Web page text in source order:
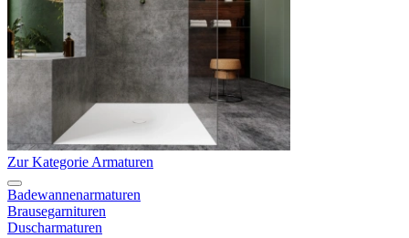
Zur Kategorie Armaturen
Badewannenarmaturen
Brausegarnituren
Duscharmaturen